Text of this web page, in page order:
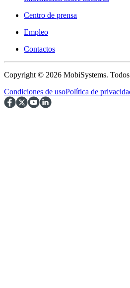
Centro de prensa
Empleo
Contactos
Copyright © 2026 MobiSystems. Todos
Condiciones de usoPolítica de